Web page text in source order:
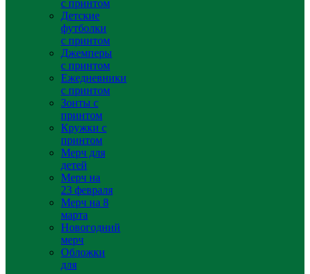
с принтом
Детские
футболки
с принтом
Джемперы
с принтом
Ежедневники
с принтом
Зонты с
принтом
Кружки с
принтом
Мерч для
детей
Мерч на
23 февраля
Мерч на 8
марта
Новогодний
мерч
Обложки
для